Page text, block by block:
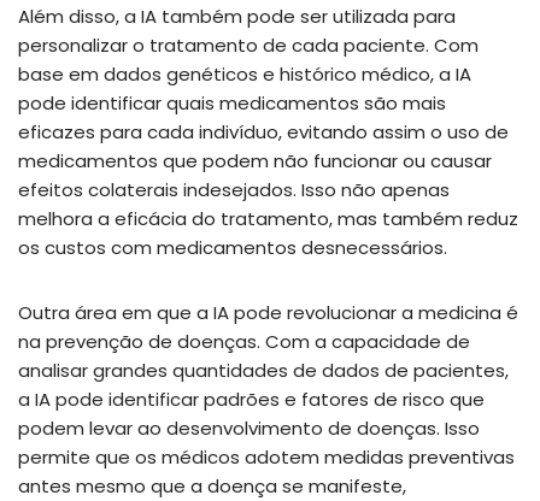
Além disso, a IA também pode ser utilizada para
personalizar o tratamento de cada paciente. Com
base em dados genéticos e histórico médico, a IA
pode identificar quais medicamentos são mais
eficazes para cada indivíduo, evitando assim o uso de
medicamentos que podem não funcionar ou causar
efeitos colaterais indesejados. Isso não apenas
melhora a eficácia do tratamento, mas também reduz
os custos com medicamentos desnecessários.
Outra área em que a IA pode revolucionar a medicina é
na prevenção de doenças. Com a capacidade de
analisar grandes quantidades de dados de pacientes,
a IA pode identificar padrões e fatores de risco que
podem levar ao desenvolvimento de doenças. Isso
permite que os médicos adotem medidas preventivas
antes mesmo que a doença se manifeste,